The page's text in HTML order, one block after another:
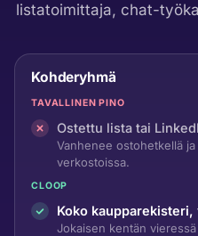
listatoimittaja, chat-
Kohderyhmä
TAVALLINEN PINO
Ostettu lista tai
Vanhenee ostohetkellä
verkostoissa.
CLOOP
Koko
Jokaisen kentän